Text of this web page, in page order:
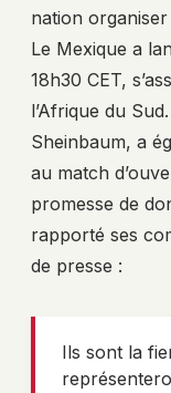
nation
Le Mexique a
18h30 CET,
l’Afrique du
Sheinbaum, a
au match
promesse de
rapporté ses
de presse :
Ils sont la